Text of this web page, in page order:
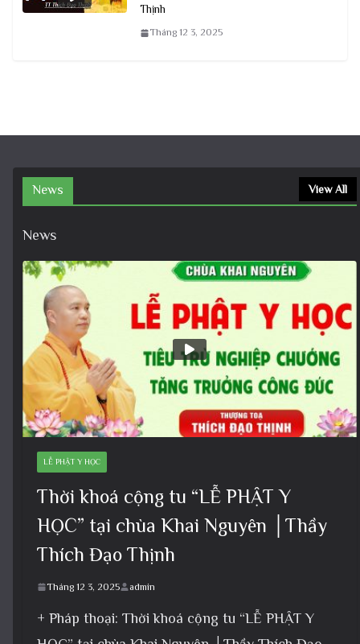
Thịnh
Tháng 12 3, 2025
News View All
News
LỄ PHẬT Y HỌC
Thời khoá cộng tu “LỄ PHẬT Y
HỌC” tại chùa Khai Nguyên │Thầy
Thích Đạo Thịnh
Tháng 12 3, 2025 admin
+ Pháp thoại: Thời khoá cộng tu “LỄ PHẬT Y